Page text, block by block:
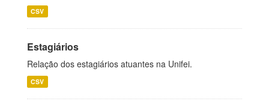
CSV
Estagiários
Relação dos estagiários atuantes na Unifei.
CSV